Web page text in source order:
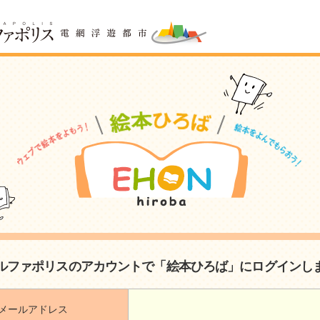
ファポリスのアカウントで「絵本ひろば」にログインし
ールアドレス